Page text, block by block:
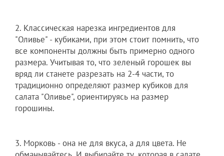
2. Классическая нарезка ингредиентов для
"Оливье" - кубиками, при этом стоит помнить, что
все компоненты должны быть примерно одного
размера. Учитывая то, что зеленый горошек вы
вряд ли станете разрезать на 2-4 части, то
традиционно определяют размер кубиков для
салата "Оливье", ориентируясь на размер
горошины.
3. Морковь - она не для вкуса, а для цвета. Не